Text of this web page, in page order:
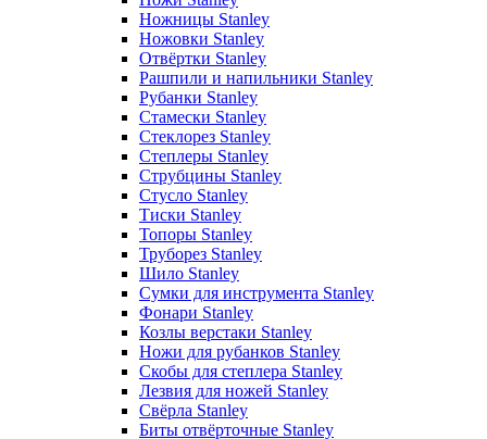
Ножницы Stanley
Ножовки Stanley
Отвёртки Stanley
Рашпили и напильники Stanley
Рубанки Stanley
Стамески Stanley
Стеклорез Stanley
Степлеры Stanley
Струбцины Stanley
Стусло Stanley
Тиски Stanley
Топоры Stanley
Труборез Stanley
Шило Stanley
Сумки для инструмента Stanley
Фонари Stanley
Козлы верстаки Stanley
Ножи для рубанков Stanley
Скобы для степлера Stanley
Лезвия для ножей Stanley
Свёрла Stanley
Биты отвёрточные Stanley